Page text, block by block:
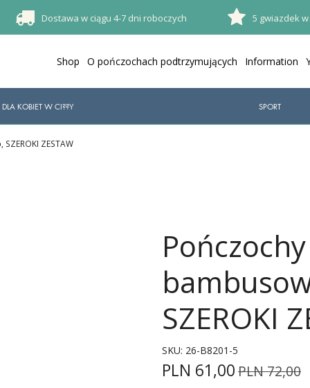
Dostawa w ciągu 4-7 dni roboczych 5 gwiazdek
Shop O pończochach podtrzymujących Information
DLA KOBIET W CI??Y SPORT
ZESTAW
SZEROKI
SKU: 26-B8201-5
PLN 61,00PLN 72,00